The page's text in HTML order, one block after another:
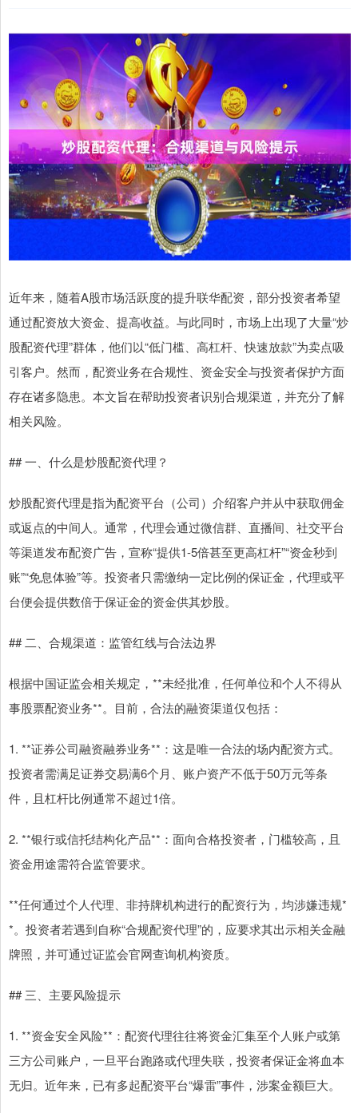
近年来，随着A股市场活跃度的提升联华配资，部分投资者希望
通过配资放大资金、提高收益。与此同时，市场上出现了大量“炒
股配资代理”群体，他们以“低门槛、高杠杆、快速放款”为卖点吸
引客户。然而，配资业务在合规性、资金安全与投资者保护方面
存在诸多隐患。本文旨在帮助投资者识别合规渠道，并充分了解
相关风险。
## 一、什么是炒股配资代理？
炒股配资代理是指为配资平台（公司）介绍客户并从中获取佣金
或返点的中间人。通常，代理会通过微信群、直播间、社交平台
等渠道发布配资广告，宣称“提供1-5倍甚至更高杠杆”“资金秒到
账”“免息体验”等。投资者只需缴纳一定比例的保证金，代理或平
台便会提供数倍于保证金的资金供其炒股。
## 二、合规渠道：监管红线与合法边界
根据中国证监会相关规定，**未经批准，任何单位和个人不得从
事股票配资业务**。目前，合法的融资渠道仅包括：
1. **证券公司融资融券业务**：这是唯一合法的场内配资方式。
投资者需满足证券交易满6个月、账户资产不低于50万元等条
件，且杠杆比例通常不超过1倍。
2. **银行或信托结构化产品**：面向合格投资者，门槛较高，且
资金用途需符合监管要求。
**任何通过个人代理、非持牌机构进行的配资行为，均涉嫌违规*
*。投资者若遇到自称“合规配资代理”的，应要求其出示相关金融
牌照，并可通过证监会官网查询机构资质。
## 三、主要风险提示
1. **资金安全风险**：配资代理往往将资金汇集至个人账户或第
三方公司账户，一旦平台跑路或代理失联，投资者保证金将血本
无归。近年来，已有多起配资平台“爆雷”事件，涉案金额巨大。